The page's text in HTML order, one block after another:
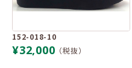
152-018-10
¥32,000 （税抜）